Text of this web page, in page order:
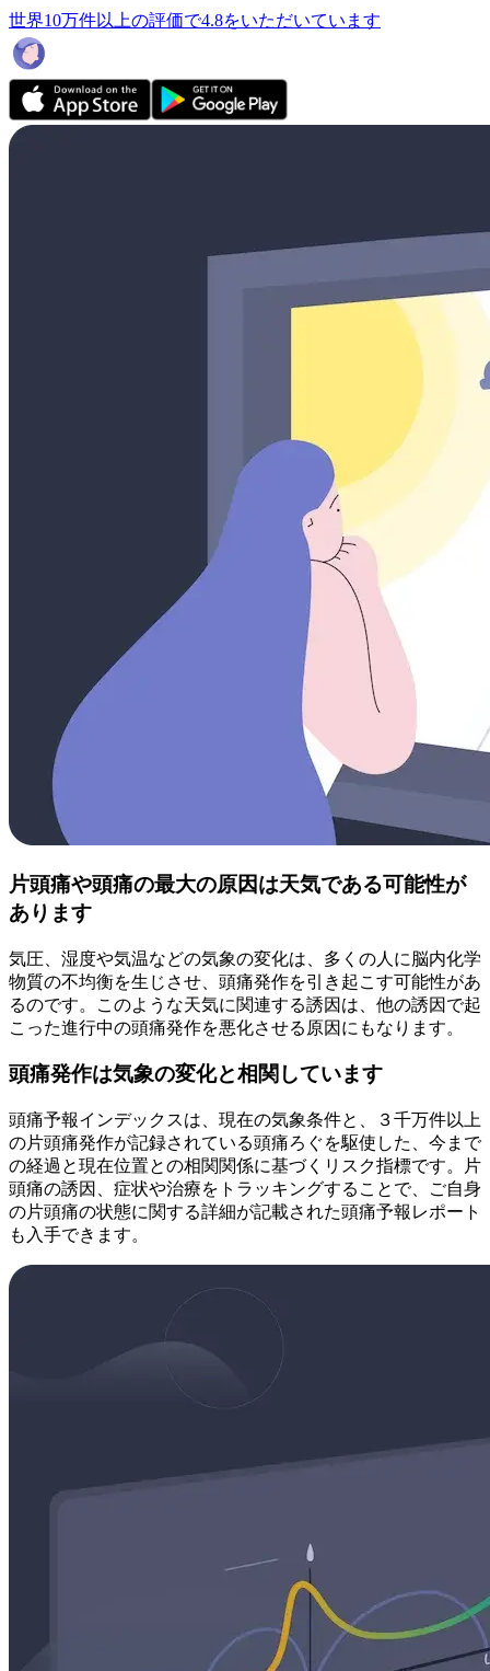
世界10万件以上の評価で4.8をいただいています
片頭痛や頭痛の最大の原因は天気である可能性が
あります
気圧、湿度や気温などの気象の変化は、多くの人に脳内化学
物質の不均衡を生じさせ、頭痛発作を引き起こす可能性があ
るのです。このような天気に関連する誘因は、他の誘因で起
こった進行中の頭痛発作を悪化させる原因にもなります。
頭痛発作は気象の変化と相関しています
頭痛予報インデックスは、現在の気象条件と、３千万件以上
の片頭痛発作が記録されている頭痛ろぐを駆使した、今まで
の経過と現在位置との相関関係に基づくリスク指標です。片
頭痛の誘因、症状や治療をトラッキングすることで、ご自身
の片頭痛の状態に関する詳細が記載された頭痛予報レポート
も入手できます。